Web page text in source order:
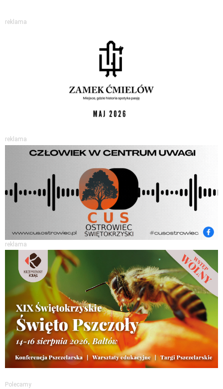
reklama
reklama
reklama
Polecamy